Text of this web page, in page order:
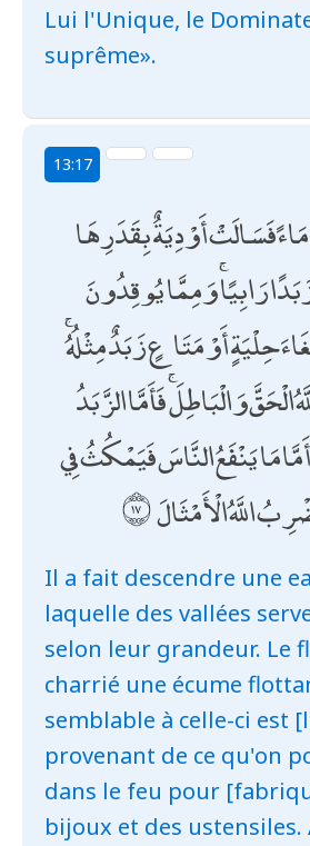
Lui l'Unique, le
suprême».
13:17
فَسَالَتْ أَوْدِيَةٌ بِقَدَرِهَا
رَابِيًا ۚ وَمِمَّا يُوقِدُونَ
حِلْيَةٍ أَوْ مَتَاعٍ زَبَدٌ مِثْلُهُ
وَالْبَاطِلَ ۚ فَأَمَّا الزَّبَدُ
مَا يَنْفَعُ النَّاسَ فَيَمْكُثُ فِي
اللَّهُ الْأَمْثَالَ
Il a fait descendre une
laquelle des vallées
selon leur grandeur. Le
charrié une écume
semblable à celle-ci est
provenant de ce qu'on
dans le feu pour
bijoux et des ustensiles.